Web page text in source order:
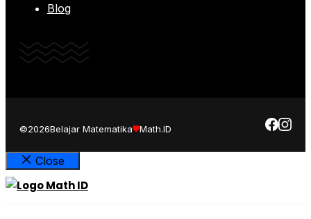
Blog
©2026Belajar Matematika Math.ID
Close